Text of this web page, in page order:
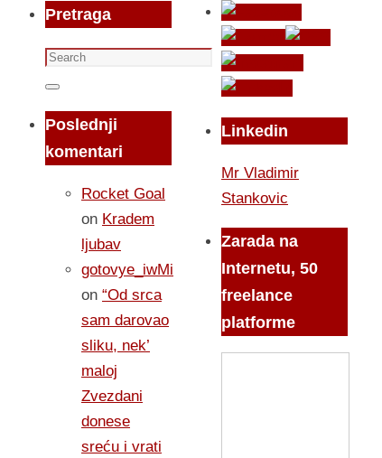
Pretraga
Search
for:
Search
Poslednji
komentari
Rocket Goal
on Kradem
ljubav
gotovye_iwMi
on “Od srca
sam darovao
sliku, nek’
maloj
Zvezdani
donese
sreću i vrati
Linkedin
Mr Vladimir
Stankovic
Zarada na
Internetu, 50
freelance
platforme